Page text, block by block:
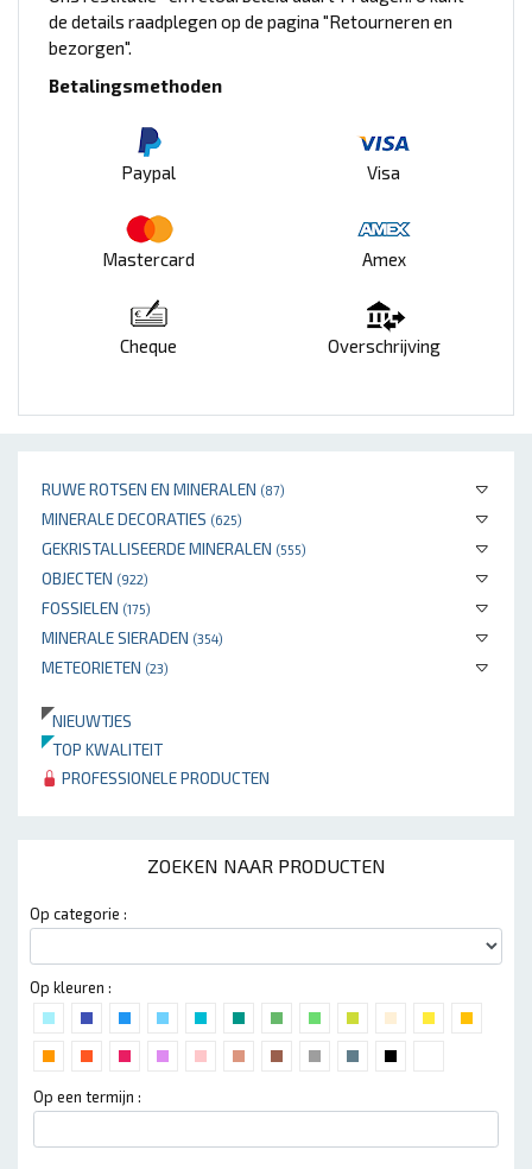
RUWE ROTSEN EN MINERALEN (87)
MINERALE DECORATIES (625)
GEKRISTALLISEERDE MINERALEN (555)
OBJECTEN (922)
FOSSIELEN (175)
MINERALE SIERADEN (354)
METEORIETEN (23)
NIEUWTJES
TOP KWALITEIT
PROFESSIONELE PRODUCTEN
ZOEKEN NAAR PRODUCTEN
Op categorie :
Op kleuren :
Op een termijn :
de details raadplegen op de pagina "Retourneren en
bezorgen".
Betalingsmethoden
Paypal Visa
Mastercard Amex
Cheque Overschrijving